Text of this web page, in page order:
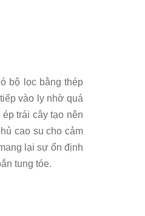
bộ lọc bằng thép
vào ly nhờ quá
trái cây tạo nên
cao su cho cảm
lại sự ổn định
tung tóe.